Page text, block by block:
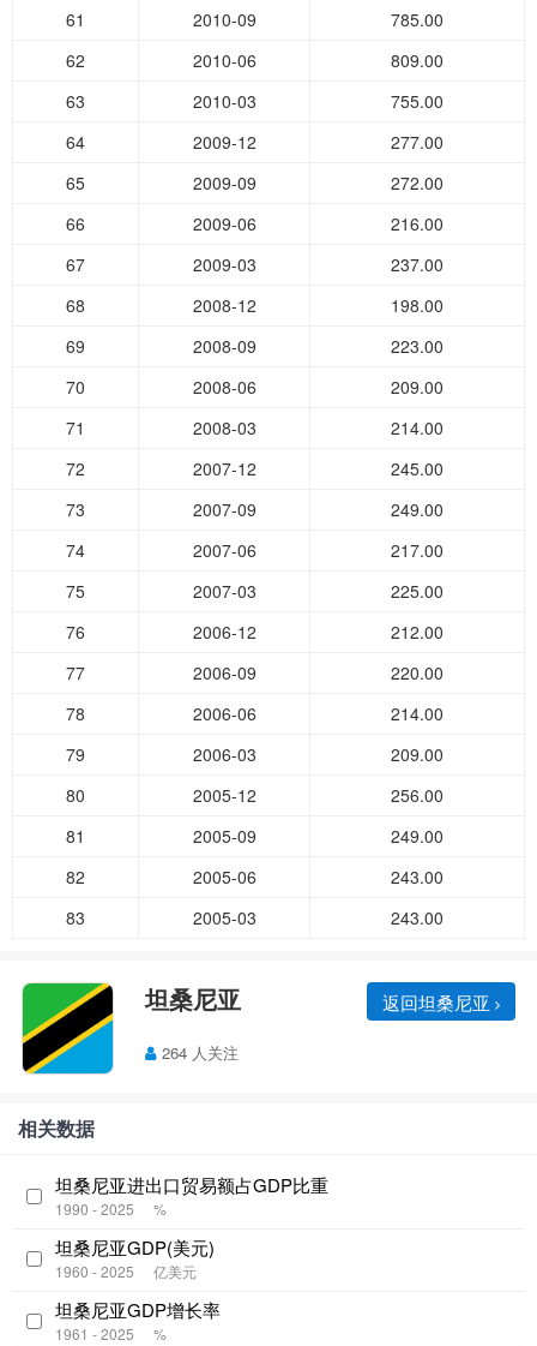
61 2010-09
785.00
62
2010-06
809.00
63
2010-03
755.00
64
2009-12
277.00
65
2009-09
272.00
66
2009-06
216.00
67
2009-03
237.00
68
2008-12
198.00
69
2008-09
223.00
70
2008-06
209.00
71
2008-03
214.00
72
2007-12
245.00
73
2007-09
249.00
74
2007-06
217.00
75
2007-03
225.00
76
2006-12
212.00
77
2006-09
220.00
78
2006-06
214.00
79
2006-03
209.00
80
2005-12
256.00
81
2005-09
249.00
82
2005-06
243.00
83
2005-03 243.00
坦桑尼亚 返回坦桑尼亚
264 人关注
相关数据
坦桑尼亚进出口贸易额占GDP比重
1990 - 2025 %
坦桑尼亚GDP(美元)
1960 - 2025 亿美元
坦桑尼亚GDP增长率
1961 - 2025 %